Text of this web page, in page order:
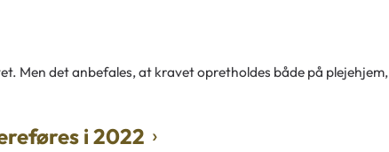
Men det anbefales, at kravet opretholdes både på plejehjem,
i 2022